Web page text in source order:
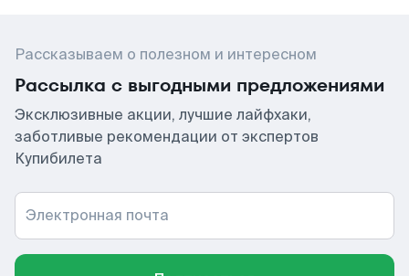
Рассказываем о полезном и интересном
Рассылка с выгодными предложениями
Эксклюзивные акции, лучшие лайфхаки,
заботливые рекомендации от экспертов
Купибилета
Электронная почта